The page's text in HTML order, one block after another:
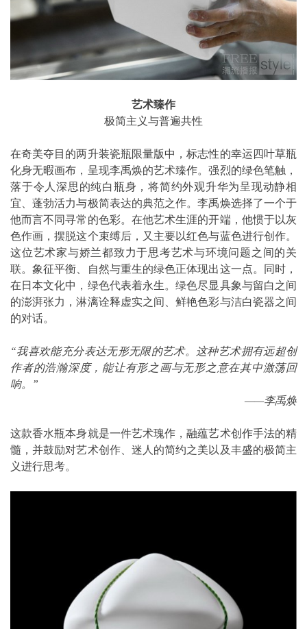
艺术臻作
极简主义与普遍共性
在奇美夺目的两升装瓷瓶限量版中，标志性的幸运四叶草瓶
化身无暇画布，呈现李禹焕的艺术臻作。强烈的绿色笔触，
落于令人深思的纯白瓶身，将简约外观升华为呈现动静相
宜、蓬勃活力与极简表达的典范之作。李禹焕选择了一个于
他而言不同寻常的色彩。在他艺术生涯的开端，他惯于以灰
色作画，摆脱这个束缚后，又主要以红色与蓝色进行创作。
这位艺术家与娇兰都致力于思考艺术与环境问题之间的关
联。象征平衡、自然与重生的绿色正体现出这一点。同时，
在日本文化中，绿色代表着永生。绿色尽显具象与留白之间
的澎湃张力，淋漓诠释虚实之间、鲜艳色彩与洁白瓷器之间
的对话。
“我喜欢能充分表达无形无限的艺术。这种艺术拥有远超创
作者的浩瀚深度，能让有形之画与无形之意在其中激荡回
响。”
——李禹焕
这款香水瓶本身就是一件艺术瑰作，融蕴艺术创作手法的精
髓，并鼓励对艺术创作、迷人的简约之美以及丰盛的极简主
义进行思考。